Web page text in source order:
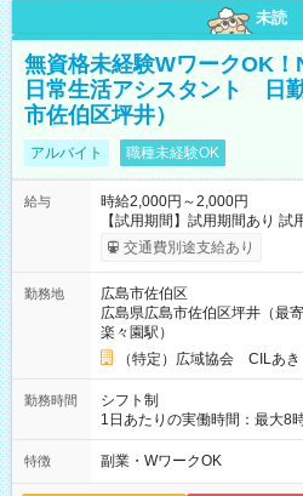
未読
無資格未経験WワークOK！
日常生活アシスタント 日
市佐伯区坪井）
アルバイト 職種未経験OK
給与
時給2,000円～2,000円
【試用期間】試用期間あり
給与は本採用時と同じです。
交通費別途支給あり
勤務地
広島市佐伯区
広島県広島市佐伯区坪井（最
楽々園駅）
（特定）広域協会 CILあき
勤務時間
シフト制
1日あたりの実働時間：最大8
勤）・8時～18時 （実働時間
あたりの給与 2万円）
特徴 副業・WワークOK